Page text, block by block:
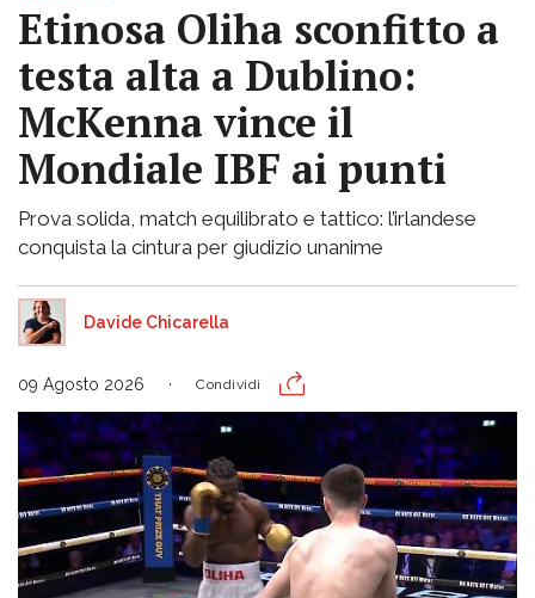
Etinosa Oliha sconfitto a
testa alta a Dublino:
McKenna vince il
Mondiale IBF ai punti
Prova solida, match equilibrato e tattico: l’irlandese
conquista la cintura per giudizio unanime
Davide Chicarella
09 Agosto 2026 Condividi